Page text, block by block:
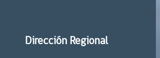
Dirección Regional